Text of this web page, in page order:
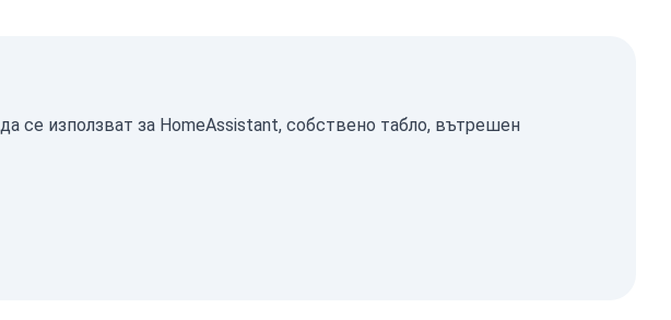
се използват за HomeAssistant, собствено табло, вътрешен